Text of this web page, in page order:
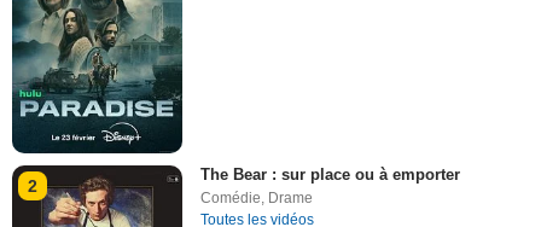
2
The Bear : sur place ou à emporter
Comédie, Drame
Toutes les vidéos